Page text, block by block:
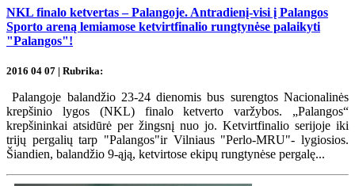
NKL finalo ketvertas – Palangoje. Antradienį-visi į Palangos
Sporto areną lemiamose ketvirtfinalio rungtynėse palaikyti
"Palangos"!
2016 04 07 | Rubrika:
Palangoje balandžio 23-24 dienomis bus surengtos Nacionalinės
krepšinio lygos (NKL) finalo ketverto varžybos. „Palangos“
krepšininkai atsidūrė per žingsnį nuo jo. Ketvirtfinalio serijoje iki
trijų pergalių tarp "Palangos"ir Vilniaus "Perlo-MRU"- lygiosios.
Šiandien, balandžio 9-ąją, ketvirtose ekipų rungtynėse pergalę...